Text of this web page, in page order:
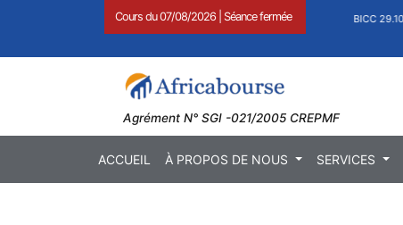
Cours du07/08/2026 Séance fermée
BOAB 8.710 FCFA ( BICC
Agrément N° SGI -021/2005 CREPMF
ACCUEIL À PROPOS DE NOUS SERVICES